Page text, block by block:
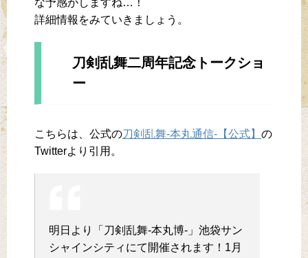
な予感がしますね…！
詳細情報をみていきましょう。
刀剣乱舞二周年記念トークショ
ー
こちらは、公式の刀剣乱舞-本丸通信-【公式】 の
Twitterより引用。
明日より「刀剣乱舞-本丸博-」池袋サン
シャインシティにて開催されます！1月